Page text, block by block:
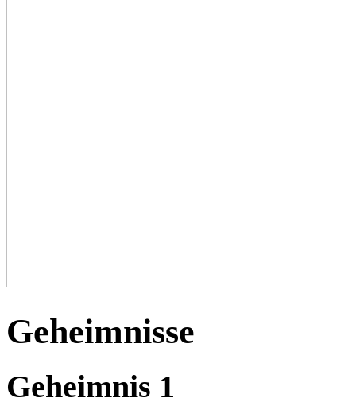
Geheimnisse
Geheimnis 1